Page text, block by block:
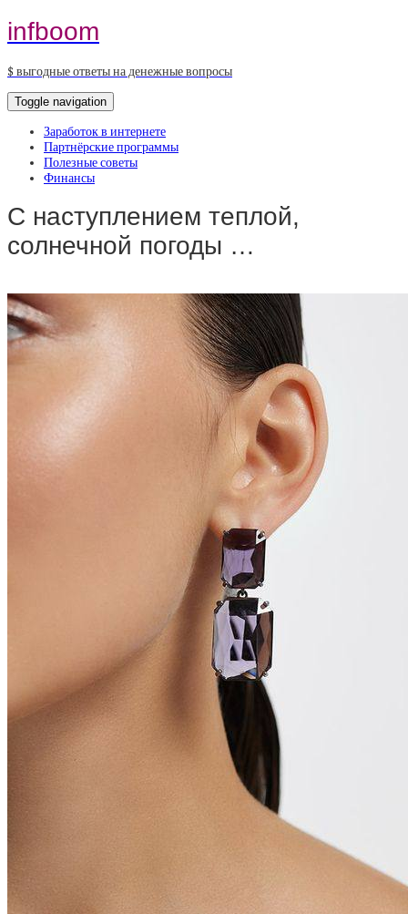
infboom
$ выгодные ответы на денежные вопросы
Toggle navigation
Заработок в интернете
Партнёрские программы
Полезные советы
Финансы
С наступлением теплой,
солнечной погоды …